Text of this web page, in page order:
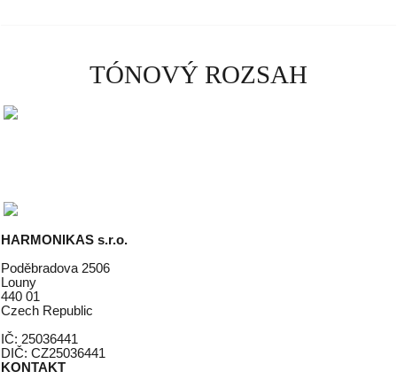
TÓNOVÝ ROZSAH
HARMONIKAS s.r.o.
Poděbradova 2506
Louny
440 01
Czech Republic
IČ: 25036441
DIČ: CZ25036441
KONTAKT